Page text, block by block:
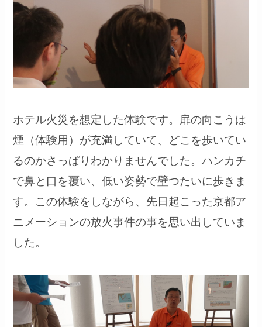
ホテル火災を想定した体験です。扉の向こうは
煙（体験用）が充満していて、どこを歩いてい
るのかさっぱりわかりませんでした。ハンカチ
で鼻と口を覆い、低い姿勢で壁つたいに歩きま
す。この体験をしながら、先日起こった京都ア
ニメーションの放火事件の事を思い出していま
した。